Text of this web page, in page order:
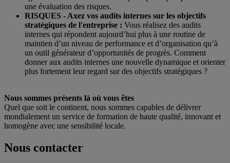
une évaluation des risques.
RISQUES - Axez vos audits internes sur les objectifs
stratégiques de l'entreprise : Vous réalisez des audits
internes qui répondent aujourd’hui plus à une routine de
maintien d’un niveau de performance et d’organisation qu’à
un outil générateur d’opportunités de progrès. Comment
donner aux audits internes une nouvelle dynamique et orienter
plus fortement leur regard sur des objectifs stratégiques ?
Nous sommes présents là où vous êtes
Quel que soit le continent, nous sommes capables de délivrer
mondialement un service de formation de haute qualité, innovant et
homogène avec une sensibilité locale.
Nous contacter